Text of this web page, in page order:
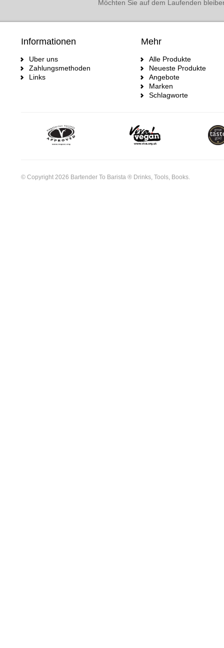
Möchten Sie auf dem Laufenden
Informationen
Uber uns
Zahlungsmethoden
Links
Mehr
Alle Produkte
Neueste Produkte
Angebote
Marken
Schlagworte
© Copyright 2026 Bartender To Barista ® Drinks, Tools, Books.